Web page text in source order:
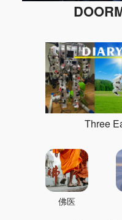
Three
佛医